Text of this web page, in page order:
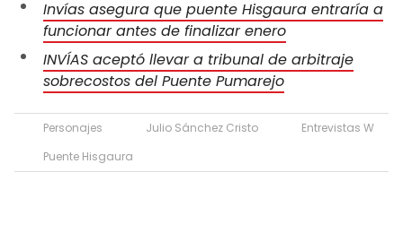
Invías asegura que puente Hisgaura entraría a
funcionar antes de finalizar enero
INVÍAS aceptó llevar a tribunal de arbitraje
sobrecostos del Puente Pumarejo
Personajes Julio Sánchez Cristo
Entrevistas W
Puente Hisgaura